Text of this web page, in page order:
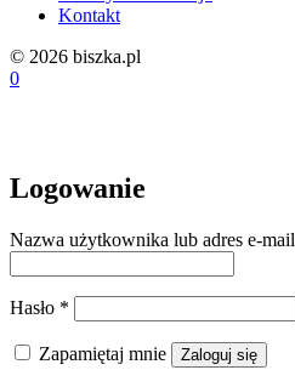
Kontakt
© 2026 biszka.pl
0
Logowanie
Nazwa użytkownika lub adres e-mail
Hasło *
Zapamiętaj mnie Zaloguj się